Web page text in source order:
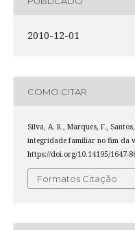
2010-12-01
COMO CITAR
Silva, A. R., Marques, F.,
integridade familiar no fim da
https://doi.org/10.14195/1647-
Formatos Citação